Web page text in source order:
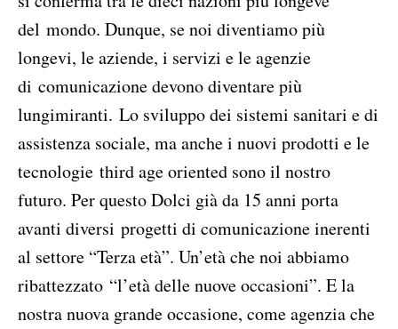
del mondo. Dunque, se noi diventiamo più
longevi, le aziende, i servizi e le agenzie
di comunicazione devono diventare più
lungimiranti. Lo sviluppo dei sistemi sanitari e di
assistenza sociale, ma anche i nuovi prodotti e le
tecnologie third age oriented sono il nostro
futuro. Per questo Dolci già da 15 anni porta
avanti diversi progetti di comunicazione inerenti
al settore “Terza età”. Un’età che noi abbiamo
ribattezzato “l’età delle nuove occasioni”. E la
nostra nuova grande occasione, come agenzia che